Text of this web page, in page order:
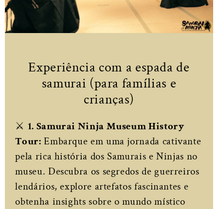
Experiência com a espada de
samurai (para famílias e
crianças)
⚔️ 1. Samurai Ninja Museum History
Tour: Embarque em uma jornada cativante
pela rica história dos Samurais e Ninjas no
museu. Descubra os segredos de guerreiros
lendários, explore artefatos fascinantes e
obtenha insights sobre o mundo místico